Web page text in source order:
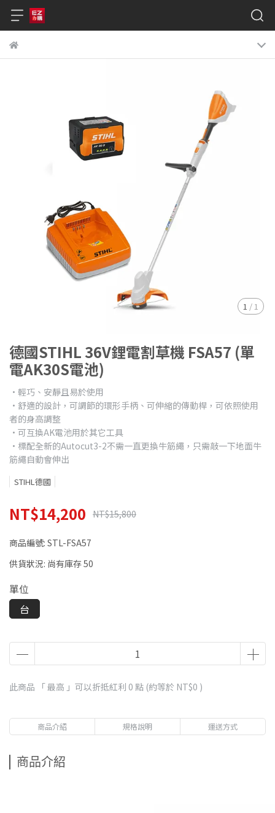
1 / 1
德國STIHL 36V鋰電割草機 FSA57 (單
電AK30S電池)
•輕巧、安靜且易於使用
•舒適的設計，可調節的環形手柄、可伸縮的傳動桿，可依照使用
者的身高調整
•可互換AK電池用於其它工具
•標配全新的Autocut3-2不需一直更換牛筋繩，只需敲一下地面牛
筋繩自動會伸出
STIHL德國
NT$14,200 NT$15,800
商品編號: STL-FSA57
供貨狀況: 尚有庫存 50
單位
台
此商品 「 最高 」可以折抵紅利 0 點 (約等於 NT$0 )
商品介紹 規格說明 運送方式
商品介紹